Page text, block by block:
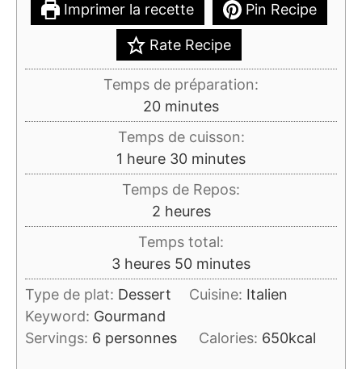
Imprimer la recette Pin Recipe
Rate Recipe
Temps de préparation:
20minutes
minutes
Temps de cuisson:
1 heure
heure 30minutes
minutes
Temps de Repos:
2heures
heures
Temps total:
3heures
heures 50minutes
minutes
Type de plat: Dessert Cuisine: Italien
Keyword: Gourmand
Servings: 6 personnes Calories: 650kcal